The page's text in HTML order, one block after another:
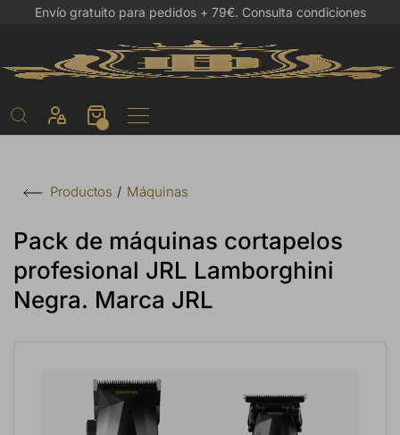
Envío gratuito para pedidos + 79€. Consulta condiciones
Productos Máquinas
Pack de máquinas cortapelos
profesional JRL Lamborghini
Negra. Marca JRL